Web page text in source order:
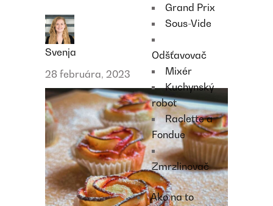
Grand Prix
Sous-Vide
Odšťavovač
Mixér
Kuchynský
robot
Raclette a
Fondue
Zmrzlinovač
Ako na to
Svenja
28 februára, 2023